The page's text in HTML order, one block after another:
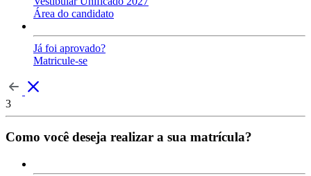
Área do candidato
Já foi aprovado?
Matricule-se
3
Como você deseja realizar a sua matrícula?